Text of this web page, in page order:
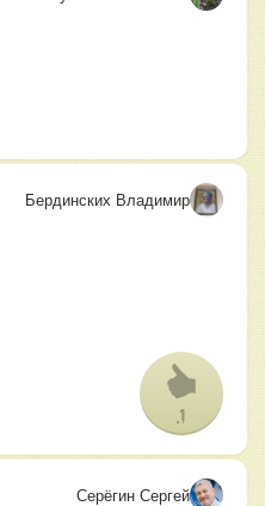
Бердинских Владимир
1
Серёгин Сергей